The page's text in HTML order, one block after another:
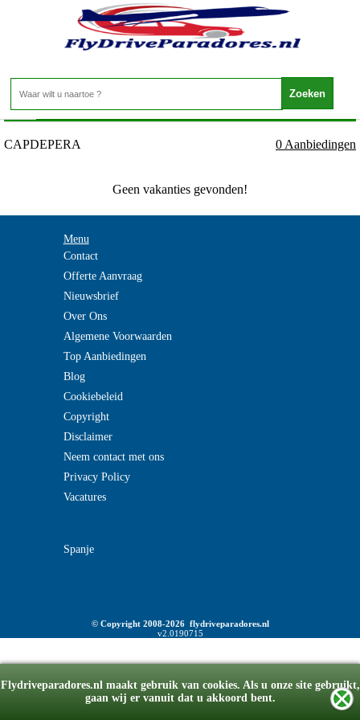
Flydriveparadores.nl maakt gebruik van cookies. Als u onze site gebruikt,
gaan wij er vanuit dat u akkoord bent.
Spanje - Mallorca - CAPDEPERA
Home>
CAPDEPERA 0 Aanbiedingen
Geen vakanties gevonden!
Menu
Contact
Offerte Aanvraag
Nieuwsbrief
Over Ons
Algemene Voorwaarden
Top Aanbiedingen
Blog
Cookiebeleid
Copyright
Disclaimer
Neem contact met ons
Privacy Policy
Vacatures
Spanje
© Copyright 2008-2026 flydriveparadores.nl
v2.0190715